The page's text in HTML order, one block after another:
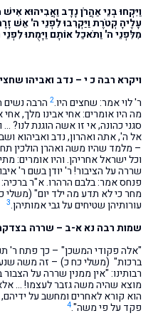
וַיִּקְחוּ בְנֵי אַהֲרֹן נָדָב וַאֲבִיהוּא
עָלֶיהָ קְטֹרֶת וַיַּקְרִבוּ לִפְנֵי ה' אֵשׁ
מִלִּפְנֵי ה' וַתֹּאכַל אוֹתָם וַיָּמֻתוּ
ויקרא רבה כ י – נדב ואביהו
ר' לוי אמר: שחצים היו.2 הרבה נשים
מה היו אומרים: אחי אבינו מלך, אחי
סגני כהונה, אי זו אשה הוגנת
אל ה', אתה ואהרון, נדב ואביהוא
– מלמד שהיו משה ואהרן הולכין
וכל ישראל אחריהן. והיו אומרים:
שררה על הציבור! ר' יודן בשם ר'
פנחס אמר: בלבם הרהרו. א"ר
מחר כי לא תדע מה ילד יום" (משלי
עורותיהן שטיחים על גבי אמותיהן.3
שמות רבה נא א-ב – שררה
"אלה פקודי המשכן" – כך פתח ר'
ברכות" (משלי כח כ) – זה משה
רבותינו: "אין ממנין שררה על
מוצא שהיה משה גזבר לעצמו! …
הוא קורא לאחרים ומחשב על
פקד על פי משה".4